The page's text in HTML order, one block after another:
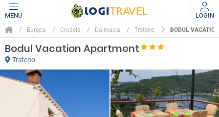
MENU LOGIN
Europa Croácia Dalmacia Trsteno BODUL
Bodul Vacation Apartment
Trsteno